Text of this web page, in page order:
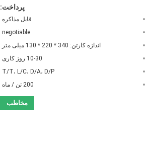
پرداخت:
قابل مذاکره
negotiable
اندازه کارتن: 340 * 220 * 130 میلی متر
10-30 روز کاری
T/T، L/C، D/A، D/P
200 تن / ماه
مخاطب